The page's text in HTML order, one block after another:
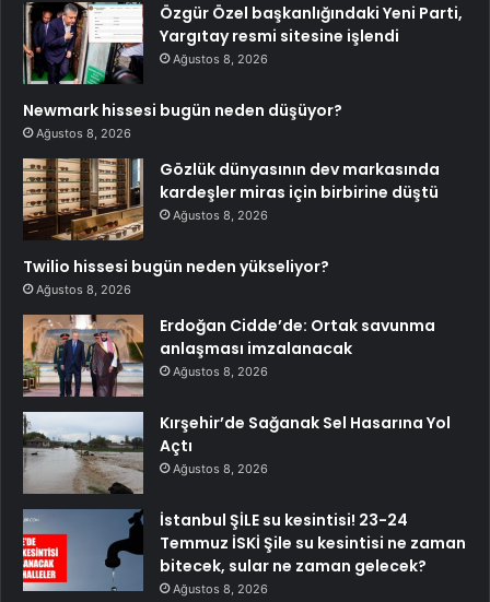
Özgür Özel başkanlığındaki Yeni Parti,
Yargıtay resmi sitesine işlendi
Ağustos 8, 2026
Newmark hissesi bugün neden düşüyor?
Ağustos 8, 2026
Gözlük dünyasının dev markasında
kardeşler miras için birbirine düştü
Ağustos 8, 2026
Twilio hissesi bugün neden yükseliyor?
Ağustos 8, 2026
Erdoğan Cidde’de: Ortak savunma
anlaşması imzalanacak
Ağustos 8, 2026
Kırşehir’de Sağanak Sel Hasarına Yol
Açtı
Ağustos 8, 2026
İstanbul ŞİLE su kesintisi! 23-24
Temmuz İSKİ Şile su kesintisi ne zaman
bitecek, sular ne zaman gelecek?
Ağustos 8, 2026